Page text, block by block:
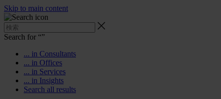
Skip to main content
Search for “”
... in Consultants
... in Offices
... in Services
... in Insights
Search all results